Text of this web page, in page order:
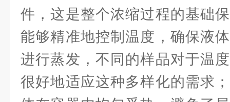
件，这是整个浓缩过程的基础
能够精准地控制温度，确保液
进行蒸发，不同的样品对于温
很好地适应这种多样化的需求